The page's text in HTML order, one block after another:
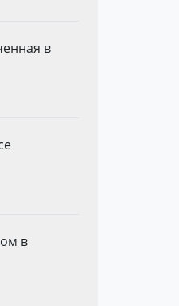
в
в